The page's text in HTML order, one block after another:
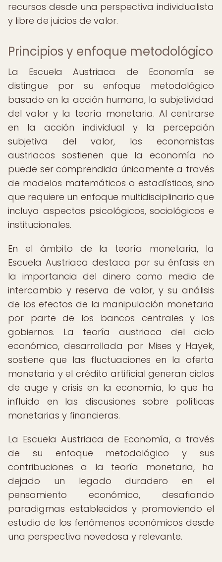
recursos desde una perspectiva individualista
y libre de juicios de valor.
Principios y enfoque metodológico
La Escuela Austriaca de Economía se
distingue por su enfoque metodológico
basado en la acción humana, la subjetividad
del valor y la teoría monetaria. Al centrarse
en la acción individual y la percepción
subjetiva del valor, los economistas
austriacos sostienen que la economía no
puede ser comprendida únicamente a través
de modelos matemáticos o estadísticos, sino
que requiere un enfoque multidisciplinario que
incluya aspectos psicológicos, sociológicos e
institucionales.
En el ámbito de la teoría monetaria, la
Escuela Austriaca destaca por su énfasis en
la importancia del dinero como medio de
intercambio y reserva de valor, y su análisis
de los efectos de la manipulación monetaria
por parte de los bancos centrales y los
gobiernos. La teoría austriaca del ciclo
económico, desarrollada por Mises y Hayek,
sostiene que las fluctuaciones en la oferta
monetaria y el crédito artificial generan ciclos
de auge y crisis en la economía, lo que ha
influido en las discusiones sobre políticas
monetarias y financieras.
La Escuela Austriaca de Economía, a través
de su enfoque metodológico y sus
contribuciones a la teoría monetaria, ha
dejado un legado duradero en el
pensamiento económico, desafiando
paradigmas establecidos y promoviendo el
estudio de los fenómenos económicos desde
una perspectiva novedosa y relevante.